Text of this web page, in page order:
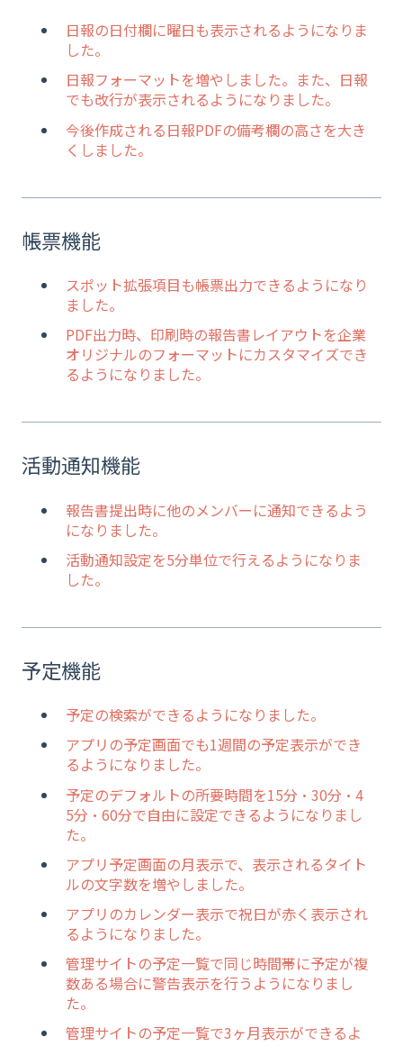
日報の日付欄に曜日も表示されるようになりま
した。
日報フォーマットを増やしました。また、日報
でも改行が表示されるようになりました。
今後作成される日報PDFの備考欄の高さを大き
くしました。
帳票機能
スポット拡張項目も帳票出力できるようになり
ました。
PDF出力時、印刷時の報告書レイアウトを企業
オリジナルのフォーマットにカスタマイズでき
るようになりました。
活動通知機能
報告書提出時に他のメンバーに通知できるよう
になりました。
活動通知設定を5分単位で行えるようになりま
した。
予定機能
予定の検索ができるようになりました。
アプリの予定画面でも1週間の予定表示ができ
るようになりました。
予定のデフォルトの所要時間を15分・30分・4
5分・60分で自由に設定できるようになりまし
た。
アプリ予定画面の月表示で、表示されるタイト
ルの文字数を増やしました。
アプリのカレンダー表示で祝日が赤く表示され
るようになりました。
管理サイトの予定一覧で同じ時間帯に予定が複
数ある場合に警告表示を行うようになりまし
た。
管理サイトの予定一覧で3ヶ月表示ができるよ